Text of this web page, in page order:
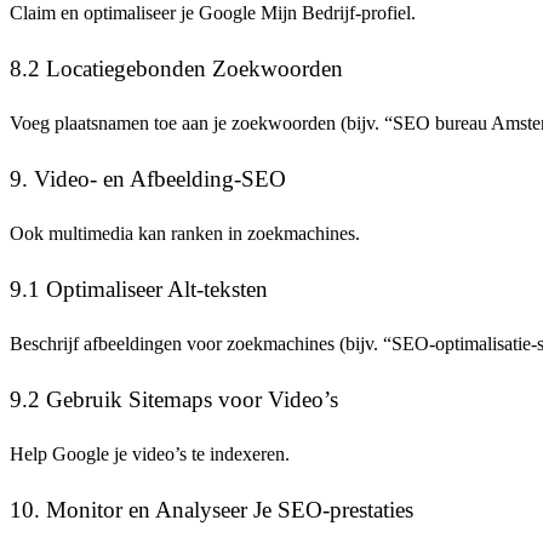
Claim en optimaliseer je Google Mijn Bedrijf-profiel.
8.2 Locatiegebonden Zoekwoorden
Voeg plaatsnamen toe aan je zoekwoorden (bijv. “SEO bureau
9. Video- en Afbeelding-SEO
Ook multimedia kan ranken in zoekmachines.
9.1 Optimaliseer Alt-teksten
Beschrijf afbeeldingen voor zoekmachines (bijv. “SEO-optimalisatie-
9.2 Gebruik Sitemaps voor Video’s
Help Google je video’s te indexeren.
10. Monitor en Analyseer Je SEO-prestaties